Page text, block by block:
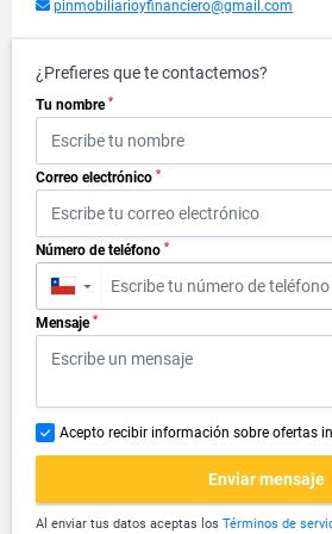
pinmobiliarioyfinanciero@gmail.com
¿Prefieres que te contactemos?
Tu nombre *
Correo electrónico *
Número de teléfono *
▼
Mensaje *
Acepto recibir información sobre ofertas
Enviar mensaje
Al enviar tus datos aceptas los Términos de